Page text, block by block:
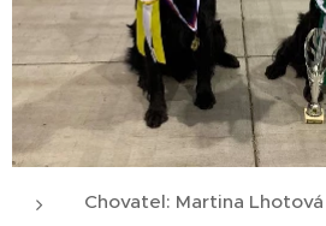
Chovatel: Martina Lhotová